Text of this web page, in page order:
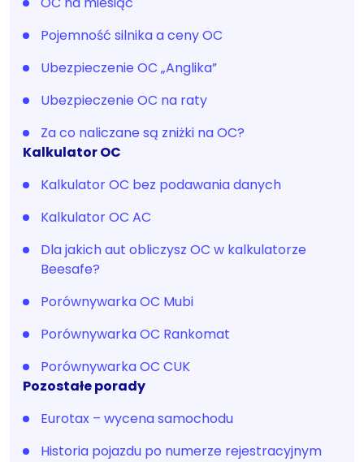
Pojemność silnika a ceny OC
Ubezpieczenie OC „Anglika”
Ubezpieczenie OC na raty
Za co naliczane są zniżki na OC?
Kalkulator OC
Kalkulator OC bez podawania danych
Kalkulator OC AC
Dla jakich aut obliczysz OC w kalkulatorze
Beesafe?
Porównywarka OC Mubi
Porównywarka OC Rankomat
Porównywarka OC CUK
Pozostałe porady
Eurotax – wycena samochodu
Historia pojazdu po numerze rejestracyjnym